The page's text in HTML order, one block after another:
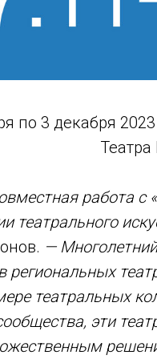
по 3 декабря
работа с
театрального
—
региональных
театральных
эти